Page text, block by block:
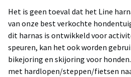
Het is geen toeval dat het Line
van onze best verkochte
dit harnas is ontwikkeld voor
speuren, kan het ook worden
bikejoring en skijoring voor
met hardlopen/steppen/fietsen